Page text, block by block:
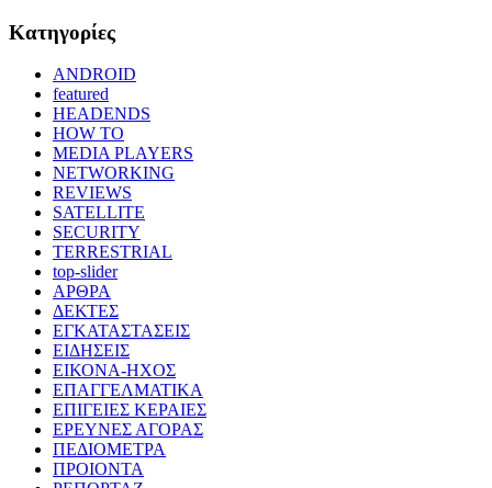
Kατηγορίες
ANDROID
featured
HEADENDS
HOW TO
MEDIA PLAYERS
NETWORKING
REVIEWS
SATELLITE
SECURITY
TERRESTRIAL
top-slider
ΑΡΘΡΑ
ΔΕΚΤΕΣ
ΕΓΚΑΤΑΣΤΑΣΕΙΣ
ΕΙΔΗΣΕΙΣ
ΕΙΚΟΝΑ-ΗΧΟΣ
ΕΠΑΓΓΕΛΜΑΤΙΚΑ
ΕΠΙΓΕΙΕΣ ΚΕΡΑΙΕΣ
ΕΡΕΥΝΕΣ ΑΓΟΡΑΣ
ΠΕΔΙΟΜΕΤΡΑ
ΠΡΟΙΟΝΤΑ